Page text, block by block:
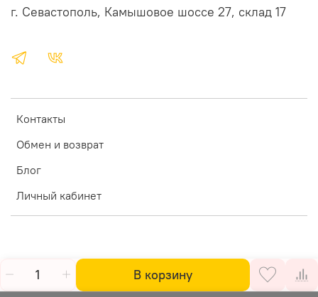
В корзину
Контакты
Обмен и возврат
Блог
Личный кабинет
г. Севастополь, Камышовое шоссе 27, склад 17